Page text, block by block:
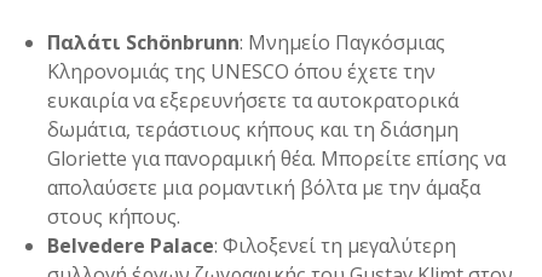
Παλάτι Schönbrunn: Μνημείο Παγκόσμιας
Κληρονομιάς της UNESCO όπου έχετε την
ευκαιρία να εξερευνήσετε τα αυτοκρατορικά
δωμάτια, τεράστιους κήπους και τη διάσημη
Gloriette για πανοραμική θέα. Μπορείτε επίσης να
απολαύσετε μια ρομαντική βόλτα με την άμαξα
στους κήπους.
Belvedere Palace: Φιλοξενεί τη μεγαλύτερη